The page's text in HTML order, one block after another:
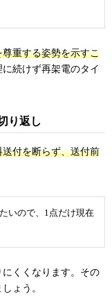
重する姿勢を示すこ
続けず再架電のタイ
り返し
送付を断らず、送付前
いので、1点だけ現在
くくなります。その
ょう。